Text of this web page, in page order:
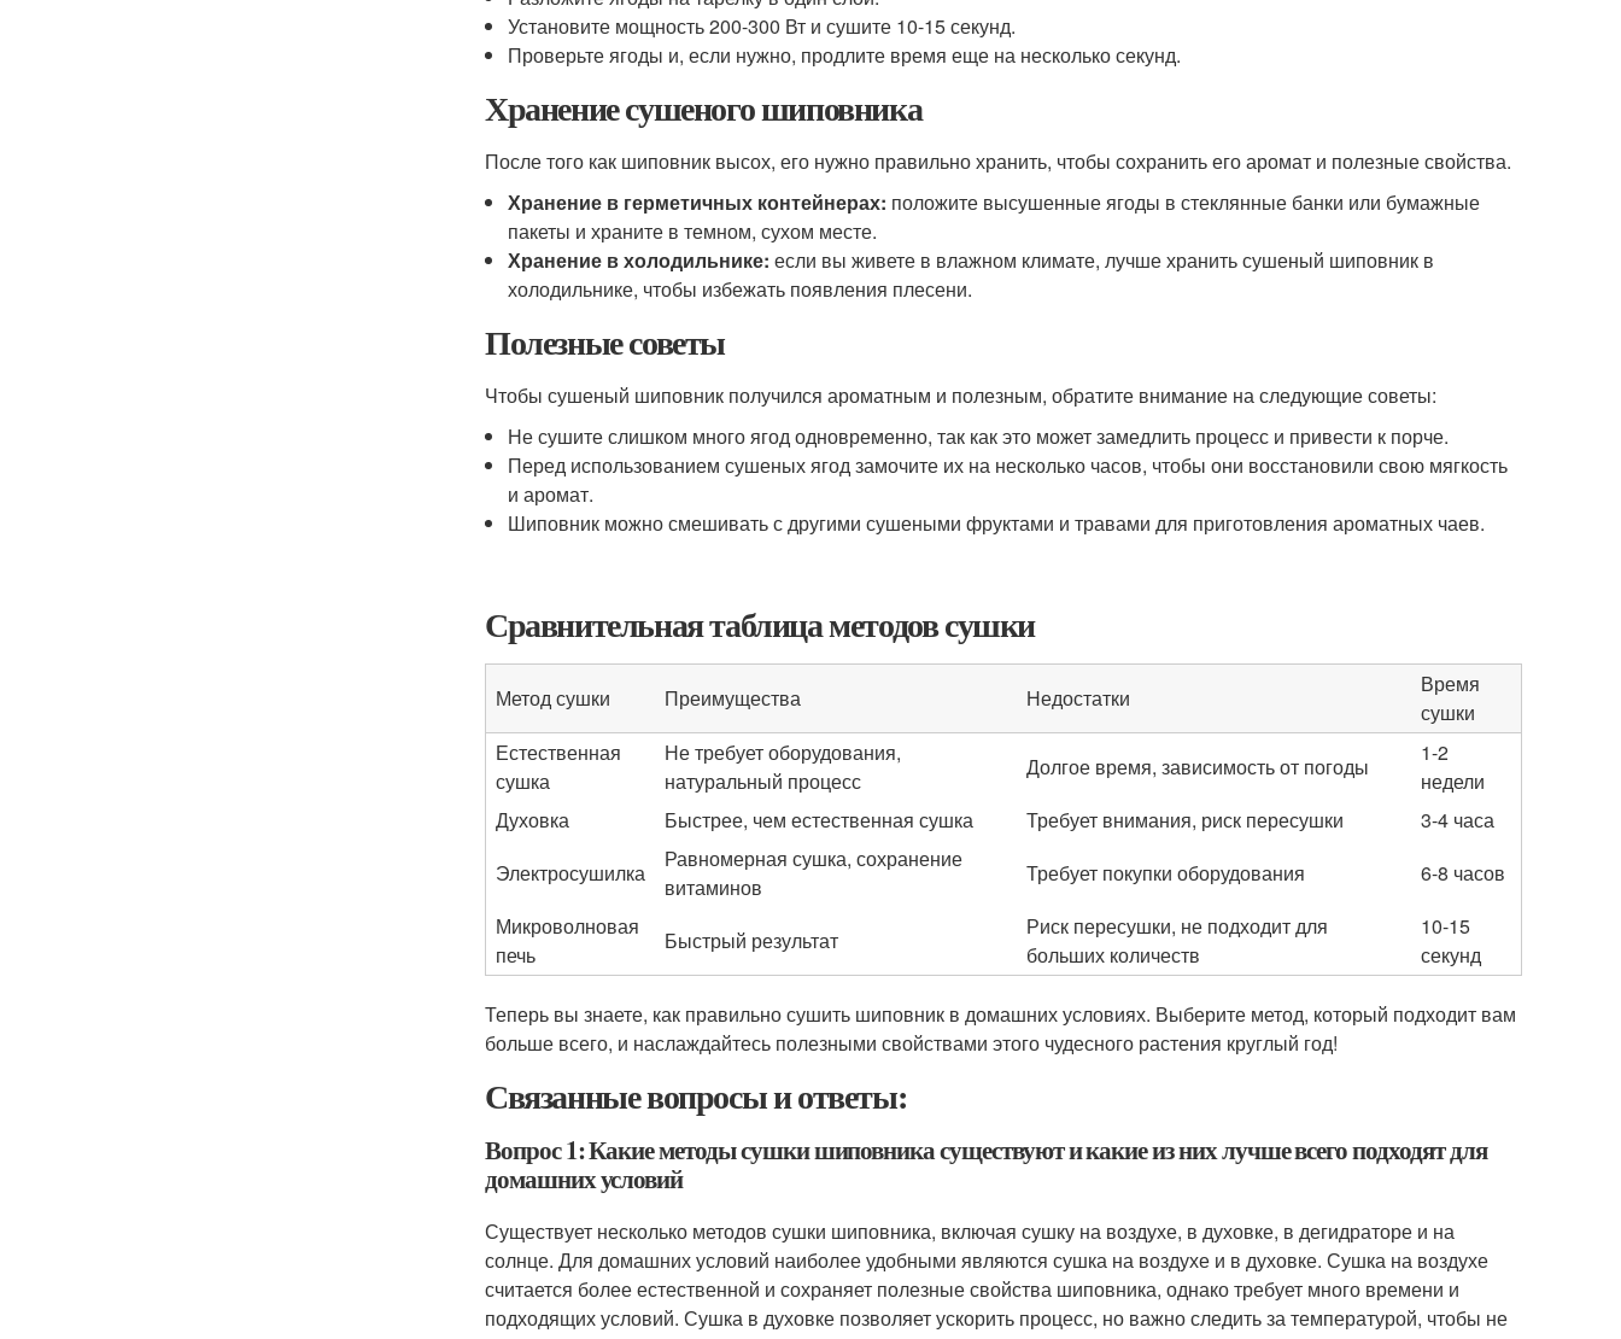
Установите мощность 200-300 Вт и сушите 10-15 секунд.
Проверьте ягоды и, если нужно, продлите время еще на несколько секунд.
Хранение сушеного шиповника
После того как шиповник высох, его нужно правильно хранить, чтобы сохранить его аромат и полезные свойства.
Хранение в герметичных контейнерах: положите высушенные ягоды в стеклянные банки или бумажные
пакеты и храните в темном, сухом месте.
Хранение в холодильнике: если вы живете в влажном климате, лучше хранить сушеный шиповник в
холодильнике, чтобы избежать появления плесени.
Полезные советы
Чтобы сушеный шиповник получился ароматным и полезным, обратите внимание на следующие советы:
Не сушите слишком много ягод одновременно, так как это может замедлить процесс и привести к порче.
Перед использованием сушеных ягод замочите их на несколько часов, чтобы они восстановили свою мягкость
и аромат.
Шиповник можно смешивать с другими сушеными фруктами и травами для приготовления ароматных чаев.
Сравнительная таблица методов сушки
Метод сушки Преимущества Недостатки
Время
сушки
Естественная
сушка
Не требует оборудования,
натуральный процесс
Долгое время, зависимость от погоды
1-2
недели
Духовка
Быстрее, чем естественная сушка Требует внимания, риск пересушки
3-4 часа
Электросушилка
Равномерная сушка, сохранение
витаминов
Требует покупки оборудования
6-8 часов
Микроволновая
печь
Быстрый результат
Риск пересушки, не подходит для
больших количеств
10-15
секунд
Теперь вы знаете, как правильно сушить шиповник в домашних условиях. Выберите метод, который подходит вам
больше всего, и наслаждайтесь полезными свойствами этого чудесного растения круглый год!
Связанные вопросы и ответы:
Вопрос 1: Какие методы сушки шиповника существуют и какие из них лучше всего подходят для
домашних условий
Существует несколько методов сушки шиповника, включая сушку на воздухе, в духовке, в дегидраторе и на
солнце. Для домашних условий наиболее удобными являются сушка на воздухе и в духовке. Сушка на воздухе
считается более естественной и сохраняет полезные свойства шиповника, однако требует много времени и
подходящих условий. Сушка в духовке позволяет ускорить процесс, но важно следить за температурой, чтобы не